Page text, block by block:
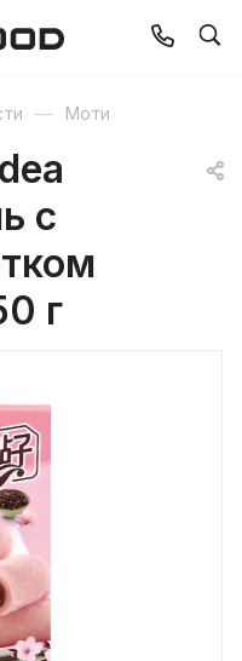
— Моти
с
г